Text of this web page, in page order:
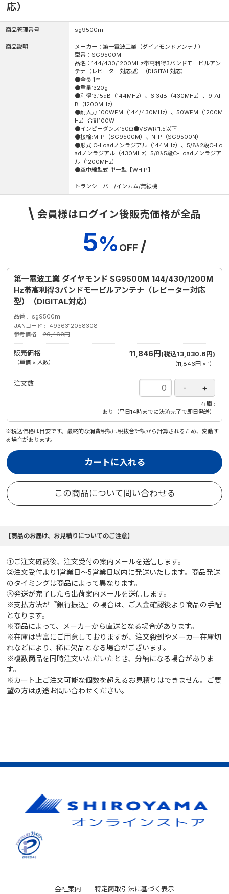
応）
商品管理番号 sg9500m
商品説明
メーカー：第一電波工業（ダイアモンドアンテナ）
型番：SG9500M
品名：144/430/1200MHz帯高利得3バンドモービルアン
テナ（レピーター対応型）（DIGITAL対応）
●全長:1m
●重量:320g
●利得:3.15dB（144MHz）、6.3dB（430MHz）、9.7d
B（1200MHz）
●耐入力:100WFM（144/430MHz）、50WFM（1200M
Hz）合計100W
●インピーダンス:50Ω●VSWR:1.5以下
●接栓:M-P（SG9500M）、N-P（SG9500N）
●形式:C-Loadノンラジアル（144MHz）、5/8λ2段C-Lo
adノンラジアル（430MHz）5/8λ5段C-Loadノンラジア
ル（1200MHz）
●空中線型式:単一型【WHIP】
トランシーバー/インカム/無線機
\ 会員様はログイン後販売価格が全品
5% OFF /
第一電波工業 ダイヤモンド SG9500M 144/430/1200M
Hz帯高利得3バンドモービルアンテナ（レピーター対応
型）（DIGITAL対応）
品番
sg9500m
JANコード
4936312058308
参考価格
20,460円
販売価格
（単価 × 入数）
11,846円 (税込13,030.6円)
（11,846円 × 1）
注文数
在庫
あり（平日14時までに決済完了で即日発送）
※税込価格は目安です。最終的な消費税額は税抜合計額から計算されるため、変動す
る場合があります。
カートに入れる
この商品について問い合わせる
【商品のお届け、お見積りについてのご注意】
①ご注文確認後、注文受付の案内メールを送信します。
②注文受付より1営業日～5営業日以内に発送いたします。商品発送
のタイミングは商品によって異なります。
③発送が完了したら出荷案内メールを送信します。
※支払方法が『銀行振込』の場合は、ご入金確認後より商品の手配
となります。
※商品によって、メーカーから直送となる場合があります。
※在庫は豊富にご用意しておりますが、注文殺到やメーカー在庫切
れなどにより、稀に欠品となる場合がございます。
※複数商品を同時注文いただいたとき、分納になる場合がありま
す。
※カート上ご注文可能な個数を超えるお見積りはできません。ご要
望の方は別途お問い合わせください。
会社案内 特定商取引法に基づく表示